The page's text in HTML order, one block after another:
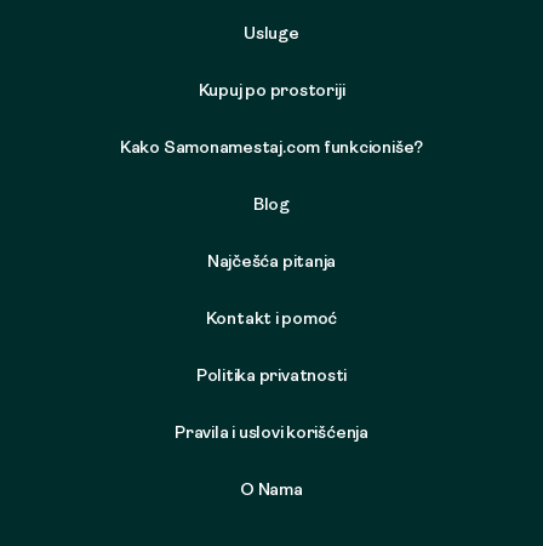
Usluge
Kupuj po prostoriji
Kako Samonamestaj.com funkcioniše?
Blog
Najčešća pitanja
Kontakt i pomoć
Politika privatnosti
Pravila i uslovi korišćenja
O Nama